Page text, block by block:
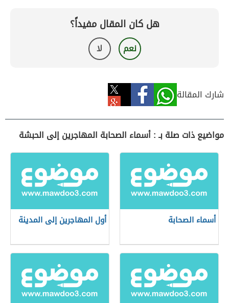
هل كان المقال مفيداً؟
نعم لا
شارك المقالة
مواضيع ذات صلة بـ : أسماء الصحابة المهاجرين إلى الحبشة
أسماء الصحابة أول المهاجرين إلى المدينة